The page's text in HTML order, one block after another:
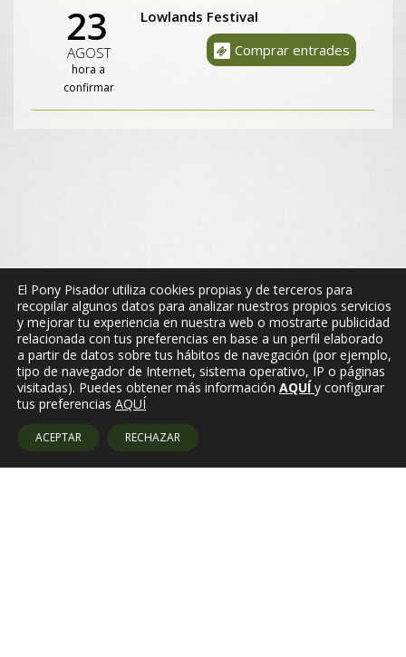
23
AGOST
hora a
confirmar
Lowlands Festival
Comprar entrades
El Pony Pisador utiliza cookies propias y de terceros para
recopilar algunos datos para analizar nuestros propios servicios
y mejorar tu experiencia en nuestra web o mostrarte publicidad
relacionada con tus preferencias en base a un perfil elaborado
a partir de datos sobre tus hábitos de navegación (por ejemplo,
tipo de navegador de Internet, sistema operativo, IP o páginas
visitadas). Puedes obtener más información AQUÍ y configurar
tus preferencias AQUÍ
ACEPTAR RECHAZAR